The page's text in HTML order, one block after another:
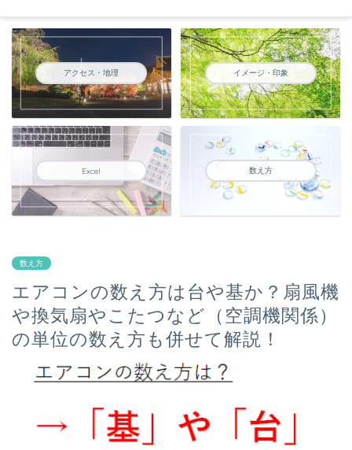
アクセス・地理 イメージ・印象
Excel 数え方
数え方
エアコンの数え方は台や基か？扇風機
や換気扇やこたつなど（空調機関係）
の単位の数え方も併せて解説！